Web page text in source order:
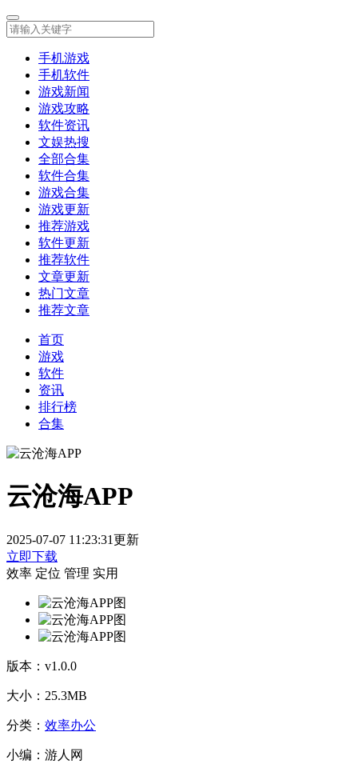
手机游戏
手机软件
游戏新闻
游戏攻略
软件资讯
文娱热搜
全部合集
软件合集
游戏合集
游戏更新
推荐游戏
软件更新
推荐软件
文章更新
热门文章
推荐文章
首页
游戏
软件
资讯
排行榜
合集
云沧海APP
2025-07-07 11:23:31更新
立即下载
效率 定位 管理 实用
版本： v1.0.0
大小： 25.3MB
分类： 效率办公
小编： 游人网